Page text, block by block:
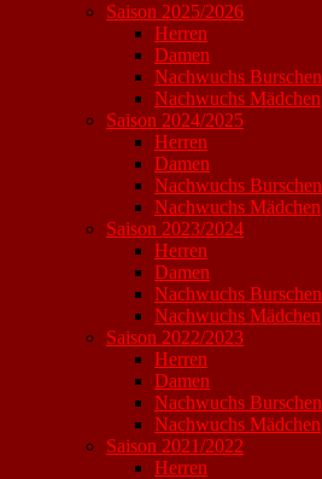
Saison 2025/2026
Herren
Damen
Nachwuchs Burschen
Nachwuchs Mädchen
Saison 2024/2025
Herren
Damen
Nachwuchs Burschen
Nachwuchs Mädchen
Saison 2023/2024
Herren
Damen
Nachwuchs Burschen
Nachwuchs Mädchen
Saison 2022/2023
Herren
Damen
Nachwuchs Burschen
Nachwuchs Mädchen
Saison 2021/2022
Herren